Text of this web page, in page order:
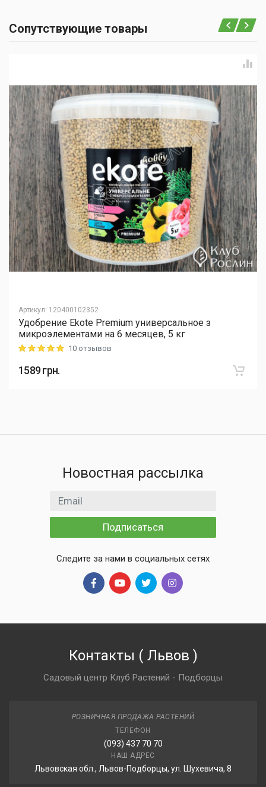
Сопутствующие товары
Артикул: 120400102352
Удобрение Ekote Premium универсальное з
микроэлементами на 6 месяцев, 5 кг
Rating: 5 out of 510 отзывов
1589грн.
Новостная рассылка
Email адрес
Подписаться
Следите за нами в социальных сетях
Контакты ( Львов )
Садовый центр Клуб Растений - Подборцы
РОЗНИЧНАЯ ПРОДАЖА РАСТЕНИЙ
ТЕЛЕФОН
(093) 437 70 70
НАШ АДРЕС
Львовская обл., Львов-Подборцы, ул. Шухевича, 8